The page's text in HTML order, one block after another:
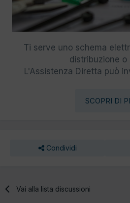
Ti serve uno schema
distribuzione o
L'Assistenza Diretta può
SCOPRI DI
Condividi
Vai alla lista discussioni